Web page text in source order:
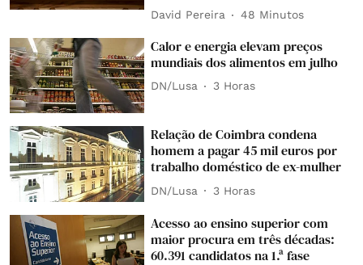
David Pereira 48 Minutos
Calor e energia elevam preços
mundiais dos alimentos em julho
DN/Lusa 3 Horas
Relação de Coimbra condena
homem a pagar 45 mil euros por
trabalho doméstico de ex-mulher
DN/Lusa 3 Horas
Acesso ao ensino superior com
maior procura em três décadas:
60.391 candidatos na 1.ª fase